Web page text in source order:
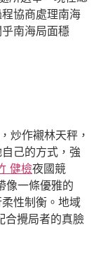
協商處理南海
南海局面穩
炒作襯林天秤，
己的方式，強
健檢夜國競
像一條優雅的
性制衡。地域
合攪局者的真臉